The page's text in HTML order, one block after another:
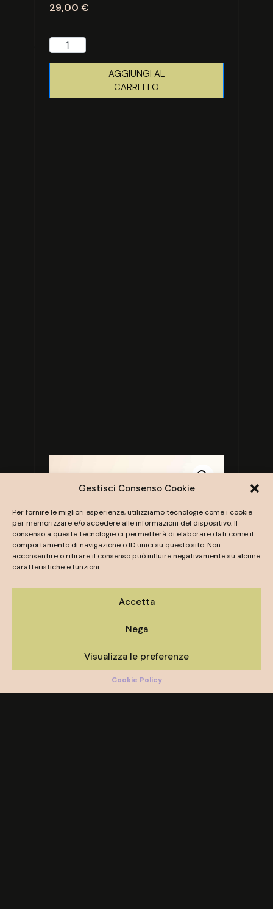
Gestisci Consenso Cookie
Per fornire le migliori esperienze, utilizziamo tecnologie come i cookie
per memorizzare e/o accedere alle informazioni del dispositivo. Il
consenso a queste tecnologie ci permetterà di elaborare dati come il
comportamento di navigazione o ID unici su questo sito. Non
acconsentire o ritirare il consenso può influire negativamente su alcune
caratteristiche e funzioni.
Accetta
Nega
Visualizza le preferenze
Cookie Policy
29,00 €
AGGIUNGI AL
CARRELLO